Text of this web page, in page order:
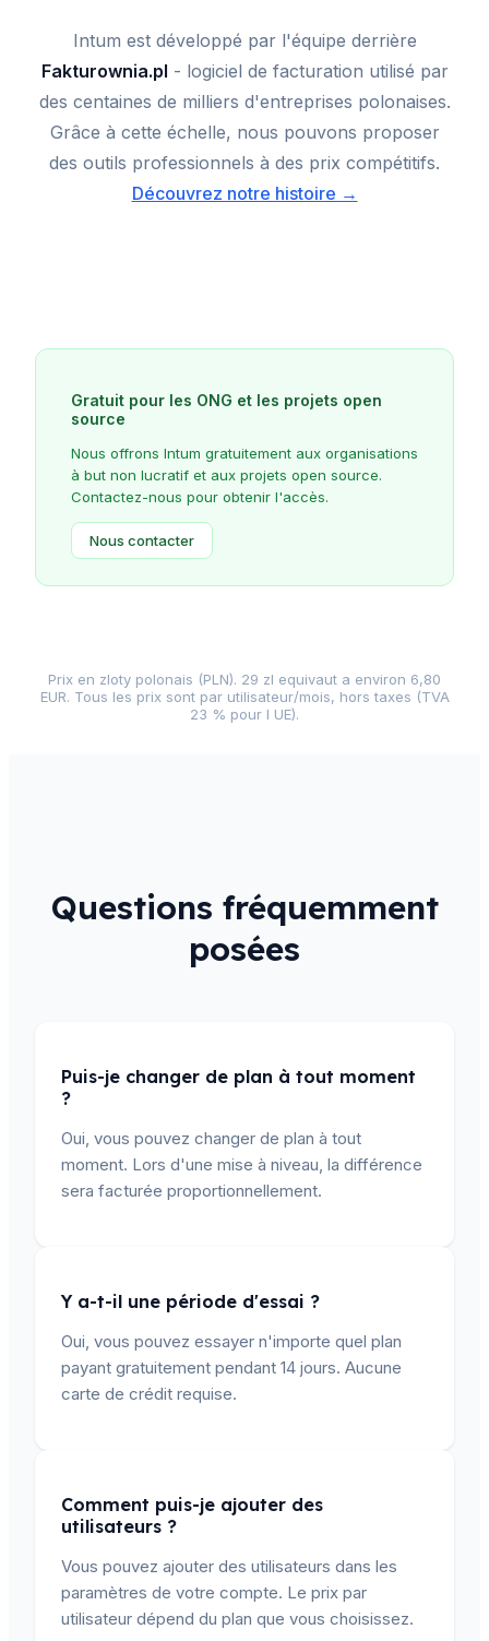
Intum est développé par l'équipe derrière
Fakturownia.pl - logiciel de facturation utilisé par
des centaines de milliers d'entreprises polonaises.
Grâce à cette échelle, nous pouvons proposer
des outils professionnels à des prix compétitifs.
Découvrez notre histoire →
Gratuit pour les ONG et les projets open
source
Nous offrons Intum gratuitement aux organisations
à but non lucratif et aux projets open source.
Contactez-nous pour obtenir l'accès.
Nous contacter
Prix en zloty polonais (PLN). 29 zl equivaut a environ 6,80
EUR. Tous les prix sont par utilisateur/mois, hors taxes (TVA
23 % pour l UE).
Questions fréquemment
posées
Puis-je changer de plan à tout moment
?
Oui, vous pouvez changer de plan à tout
moment. Lors d'une mise à niveau, la différence
sera facturée proportionnellement.
Y a-t-il une période d'essai ?
Oui, vous pouvez essayer n'importe quel plan
payant gratuitement pendant 14 jours. Aucune
carte de crédit requise.
Comment puis-je ajouter des
utilisateurs ?
Vous pouvez ajouter des utilisateurs dans les
paramètres de votre compte. Le prix par
utilisateur dépend du plan que vous choisissez.